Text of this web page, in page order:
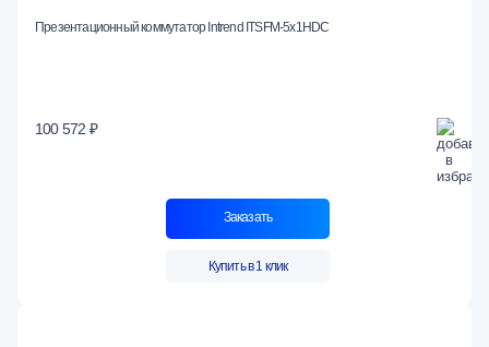
Презентационный коммутатор Intrend ITSFM-5x1HDC
100 572 ₽
Заказать
Купить в 1 клик